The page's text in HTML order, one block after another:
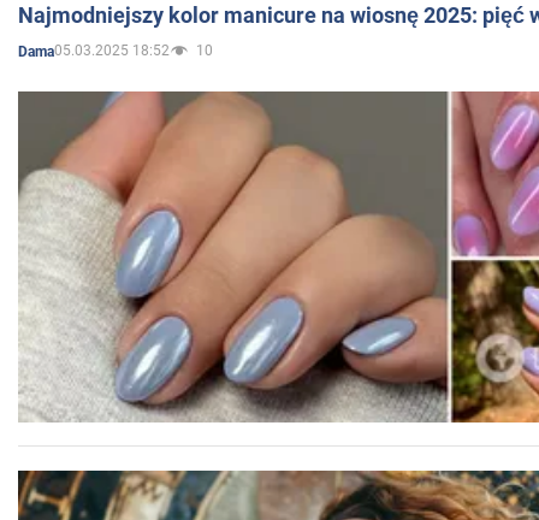
Najmodniejszy kolor manicure na wiosnę 2025: pięć
Dama05.03.2025 18:52 10